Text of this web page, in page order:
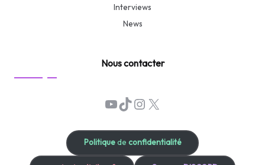
Interviews
News
Nous contacter
YouTube
TikTok
Instagram
X
Politiquede confidentialité